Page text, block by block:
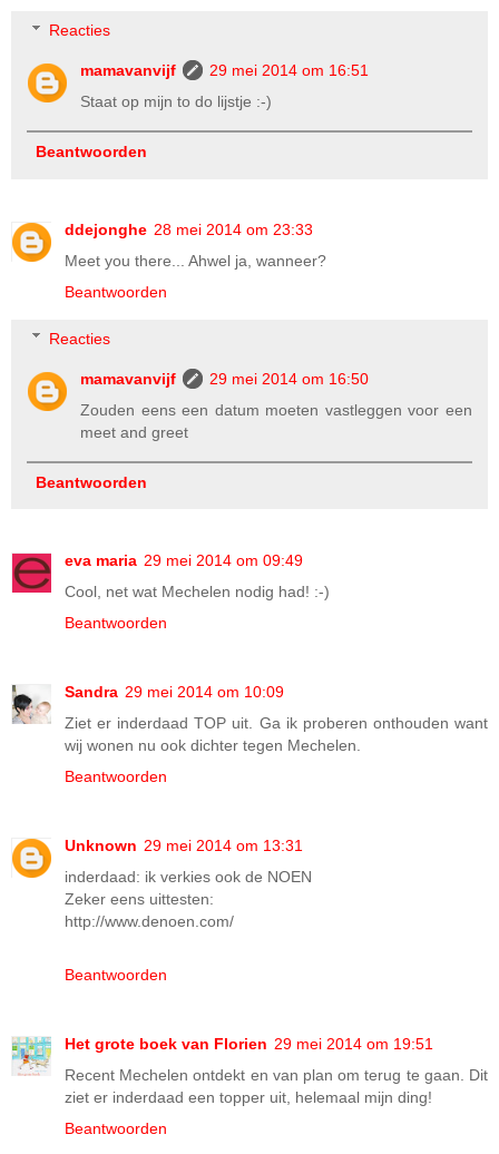
Reacties
mamavanvijf
29 mei 2014 om 16:51
Staat op mijn to do lijstje :-)
Beantwoorden
ddejonghe 28 mei 2014 om 23:33
Meet you there... Ahwel ja, wanneer?
Beantwoorden
Reacties
mamavanvijf
29 mei 2014 om 16:50
Zouden eens een datum moeten vastleggen voor een
meet and greet
Beantwoorden
eva maria 29 mei 2014 om 09:49
Cool, net wat Mechelen nodig had! :-)
Beantwoorden
Sandra 29 mei 2014 om 10:09
Ziet er inderdaad TOP uit. Ga ik proberen onthouden want
wij wonen nu ook dichter tegen Mechelen.
Beantwoorden
Unknown 29 mei 2014 om 13:31
inderdaad: ik verkies ook de NOEN
Zeker eens uittesten:
http://www.denoen.com/
Beantwoorden
Het grote boek van Florien 29 mei 2014 om 19:51
Recent Mechelen ontdekt en van plan om terug te gaan. Dit
ziet er inderdaad een topper uit, helemaal mijn ding!
Beantwoorden